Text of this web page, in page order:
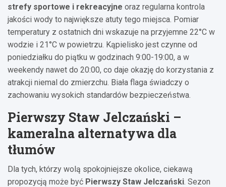
strefy sportowe i rekreacyjne oraz regularna kontrola
jakości wody to największe atuty tego miejsca. Pomiar
temperatury z ostatnich dni wskazuje na przyjemne 22°C w
wodzie i 21°C w powietrzu. Kąpielisko jest czynne od
poniedziałku do piątku w godzinach 9:00-19:00, a w
weekendy nawet do 20:00, co daje okazję do korzystania z
atrakcji niemal do zmierzchu. Biała flaga świadczy o
zachowaniu wysokich standardów bezpieczeństwa.
Pierwszy Staw Jelczański –
kameralna alternatywa dla
tłumów
Dla tych, którzy wolą spokojniejsze okolice, ciekawą
propozycją może być Pierwszy Staw Jelczański. Sezon